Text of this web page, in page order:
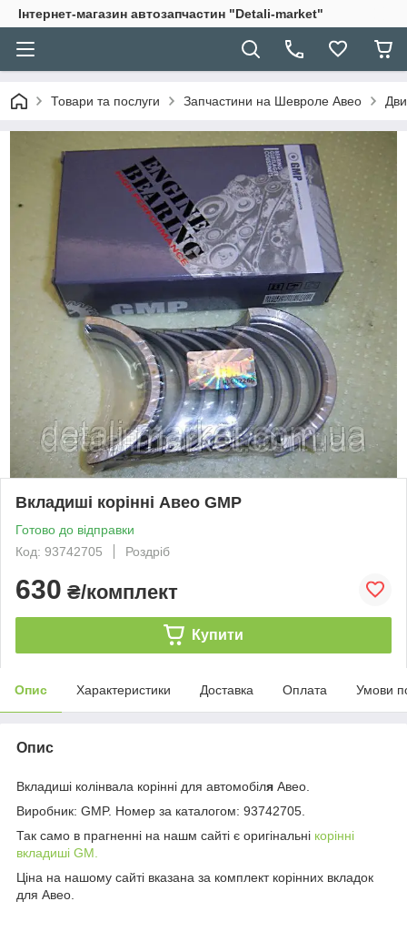
Інтернет-магазин автозапчастин "Detali-market"
Товари та послуги Запчастини на Шевроле Авео
Вкладиші корінні Авео GMP
Готово до відправки
Код: 93742705
Роздріб
630 ₴/комплект
Купити
Опис Характеристики Доставка Оплата Умови
Опис
Вкладиші колінвала корінні для автомобіля Авео.
Виробник: GMP. Номер за каталогом: 93742705.
Так само в прагненні на нашм сайті є оригінальні корінні
вкладиші GM.
Ціна на нашому сайті вказана за комплект корінних вкладок
для Авео.